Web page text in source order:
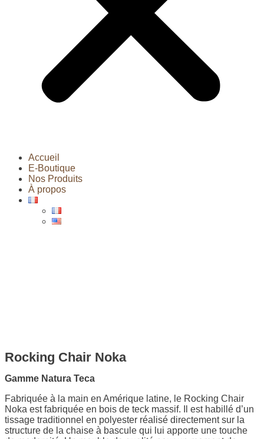
Accueil
E-Boutique
Nos Produits
À propos
Rocking Chair Noka
Gamme Natura Teca
Fabriquée à la main en Amérique latine, le Rocking Chair
Noka est fabriquée en bois de teck massif. Il est habillé d’un
tissage traditionnel en polyester réalisé directement sur la
structure de la chaise à bascule qui lui apporte une touche